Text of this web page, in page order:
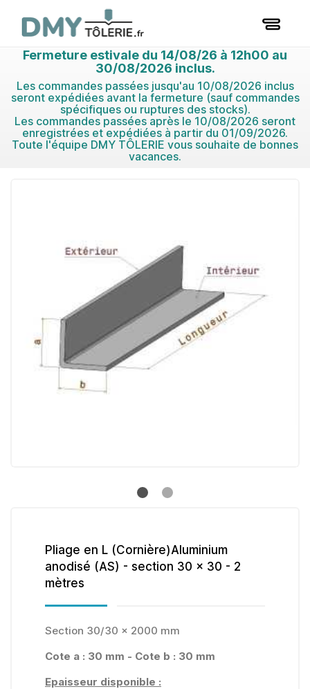
Fermeture estivale du 14/08/26 à 12h00 au
30/08/2026 inclus.
Les commandes passées jusqu'au 10/08/2026 inclus
seront expédiées avant la fermeture (sauf commandes
spécifiques ou ruptures des stocks).
Les commandes passées après le 10/08/2026 seront
enregistrées et expédiées à partir du 01/09/2026.
Toute l'équipe DMY TÔLERIE vous souhaite de bonnes
vacances.
Pliage en L (Cornière)Aluminium
anodisé (AS) - section 30 x 30 - 2
mètres
Section 30/30 x 2000 mm
Cote a : 30 mm - Cote b : 30 mm
Epaisseur disponible :